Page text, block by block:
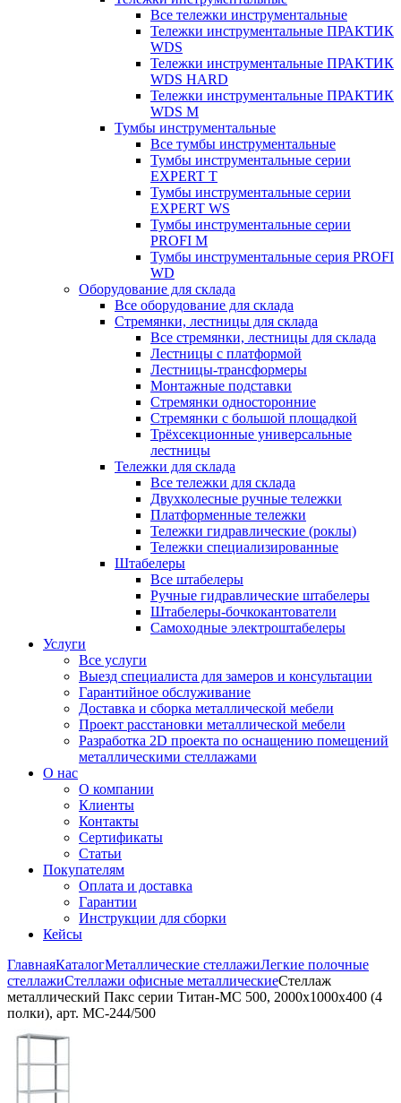
Все тележки инструментальные
Тележки инструментальные ПРАКТИК
WDS
Тележки инструментальные ПРАКТИК
WDS HARD
Тележки инструментальные ПРАКТИК
WDS M
Тумбы инструментальные
Все тумбы инструментальные
Тумбы инструментальные серии
EXPERT T
Тумбы инструментальные серии
EXPERT WS
Тумбы инструментальные серии
PROFI M
Тумбы инструментальные серия PROFI
WD
Оборудование для склада
Все оборудование для склада
Стремянки, лестницы для склада
Все стремянки, лестницы для склада
Лестницы с платформой
Лестницы-трансформеры
Монтажные подставки
Стремянки односторонние
Стремянки с большой площадкой
Трёхсекционные универсальные
лестницы
Тележки для склада
Все тележки для склада
Двухколесные ручные тележки
Платформенные тележки
Тележки гидравлические (роклы)
Тележки специализированные
Штабелеры
Все штабелеры
Ручные гидравлические штабелеры
Штабелеры-бочкокантователи
Самоходные электроштабелеры
Услуги
Все услуги
Выезд специалиста для замеров и консультации
Гарантийное обслуживание
Доставка и сборка металлической мебели
Проект расстановки металлической мебели
Разработка 2D проекта по оснащению помещений
металлическими стеллажами
О нас
О компании
Клиенты
Контакты
Сертификаты
Статьи
Покупателям
Оплата и доставка
Гарантии
Инструкции для сборки
Кейсы
ГлавнаяКаталогМеталлические стеллажиЛегкие полочные
стеллажиСтеллажи офисные металлическиеСтеллаж
металлический Пакс серии Титан-МС 500, 2000x1000x400 (4
полки), арт. МС-244/500